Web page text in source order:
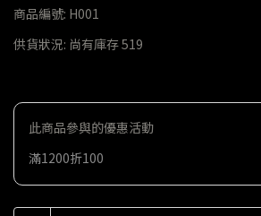
商品編號: H001
供貨狀況: 尚有庫存 519
此商品參與的優惠活動
滿1200折100